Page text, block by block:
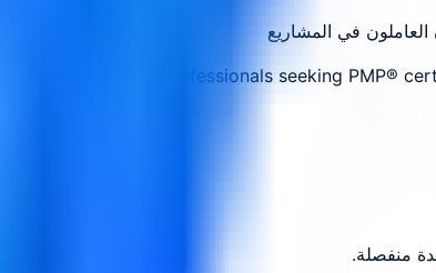
العاملون في المشاريع
Professionals seeking PMP®
منفصلة.